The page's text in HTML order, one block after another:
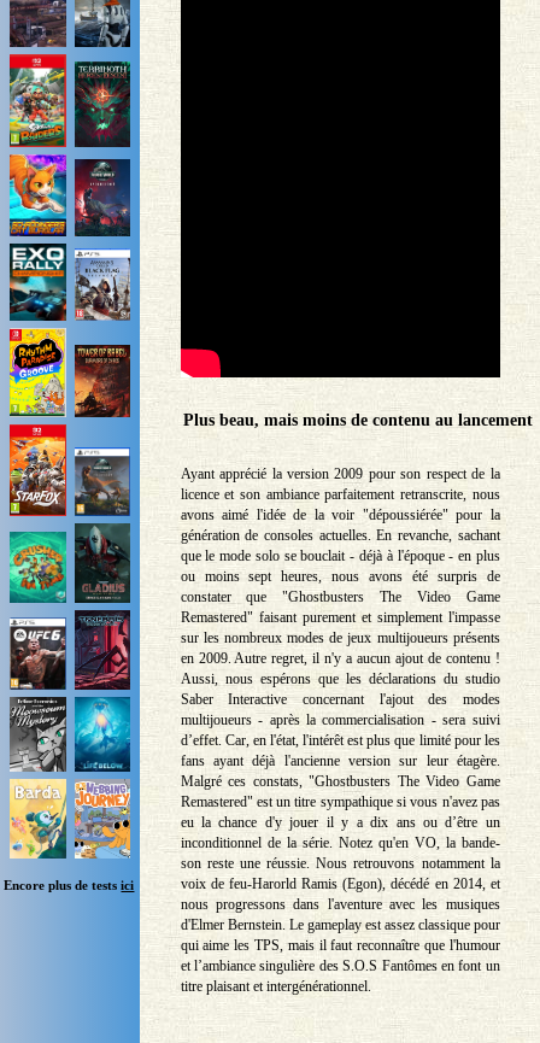
Encore plus de testsici
Plus beau, mais moins de contenu au lancement
Ayant apprécié la version 2009 pour son respect de la
licence et son ambiance parfaitement retranscrite, nous
avons aimé l'idée de la voir "dépoussiérée" pour la
génération de consoles actuelles. En revanche, sachant
que le mode solo se bouclait - déjà à l'époque - en plus
ou moins sept heures, nous avons été surpris de
constater que "Ghostbusters The Video Game
Remastered" faisant purement et simplement l'impasse
sur les nombreux modes de jeux multijoueurs présents
en 2009. Autre regret, il n'y a aucun ajout de contenu !
Aussi, nous espérons que les déclarations du studio
Saber Interactive concernant l'ajout des modes
multijoueurs - après la commercialisation - sera suivi
d’effet. Car, en l'état, l'intérêt est plus que limité pour les
fans ayant déjà l'ancienne version sur leur étagère.
Malgré ces constats, "Ghostbusters The Video Game
Remastered" est un titre sympathique si vous n'avez pas
eu la chance d'y jouer il y a dix ans ou d’être un
inconditionnel de la série. Notez qu'en VO, la bande-
son reste une réussie. Nous retrouvons notamment la
voix de feu-Harorld Ramis (Egon), décédé en 2014, et
nous progressons dans l'aventure avec les musiques
d'Elmer Bernstein. Le gameplay est assez classique pour
qui aime les TPS, mais il faut reconnaître que l'humour
et l’ambiance singulière des S.O.S Fantômes en font un
titre plaisant et intergénérationnel.